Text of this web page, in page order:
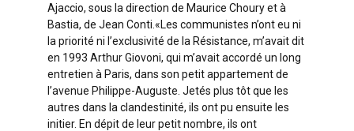
Ajaccio, sous la direction de Maurice Choury et à
Bastia, de Jean Conti.«Les communistes n’ont eu ni
la priorité ni l’exclusivité de la Résistance, m’avait dit
en 1993 Arthur Giovoni, qui m’avait accordé un long
entretien à Paris, dans son petit appartement de
l’avenue Philippe-Auguste. Jetés plus tôt que les
autres dans la clandestinité, ils ont pu ensuite les
initier. En dépit de leur petit nombre, ils ont